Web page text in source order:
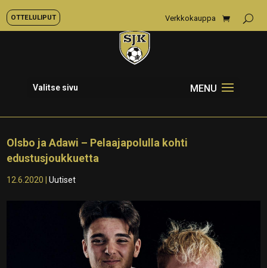
OTTELULIPUT Verkkokauppa
Valitse sivu
Olsbo ja Adawi – Pelaajapolulla kohti
edustusjoukkuetta
12.6.2020 |Uutiset